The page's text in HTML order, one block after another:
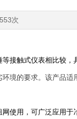
次
接触式仪表相比较，
境的要求。该产品适
使用，可广泛应用于